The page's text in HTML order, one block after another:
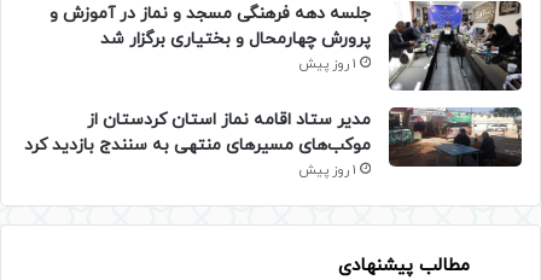
جلسه دهه فرهنگی مسجد و نماز در آموزش و
پرورش چهارمحال و بختیاری برگزار شد
1 روز پیش
مدیر ستاد اقامه نماز استان کردستان از
موکب‌های مسیرهای منتهی به سنندج بازدید کرد
1 روز پیش
مطالب پیشنهادی